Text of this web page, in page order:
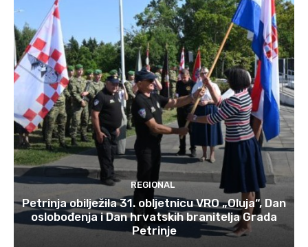
REGIONAL
Petrinja obilježila 31. obljetnicu VRO „Oluja“, Dan
oslobođenja i Dan hrvatskih branitelja Grada
Petrinje